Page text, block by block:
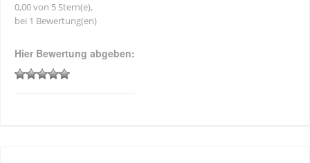
0,00 von 5 Stern(e),
bei 1 Bewertung(en)
Hier Bewertung abgeben: